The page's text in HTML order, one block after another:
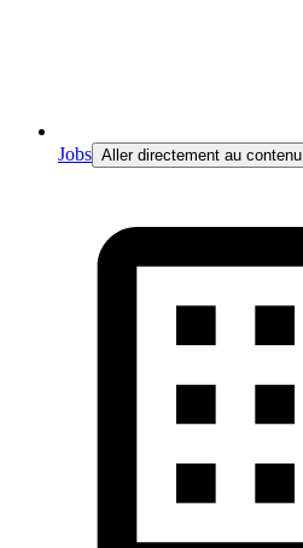
Jobs Aller directement au contenu